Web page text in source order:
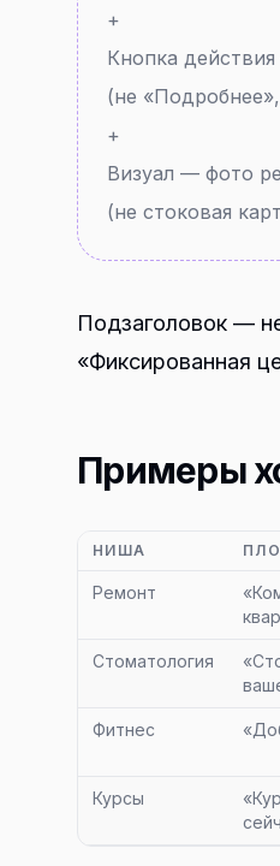
+
Кнопка
(не
+
Визуал — фото
(не стоковая
Подзаголовок —
«Фиксированная
Примеры
НИША
Ремонт
Стоматология
Фитнес
Курсы